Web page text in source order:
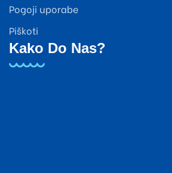
Pogoji uporabe
Piškoti
Kako Do Nas?